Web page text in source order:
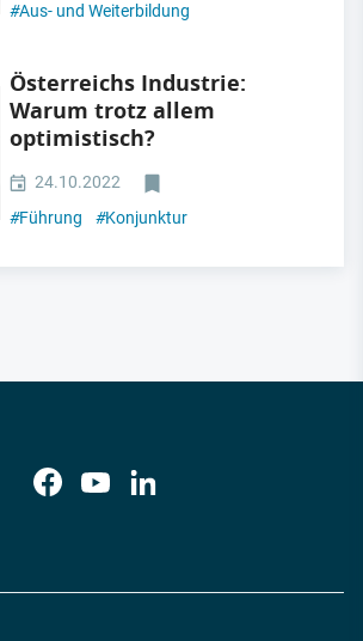
#Aus- und Weiterbildung
Österreichs Industrie:
Warum trotz allem
optimistisch?
24.10.2022
#Führung #Konjunktur